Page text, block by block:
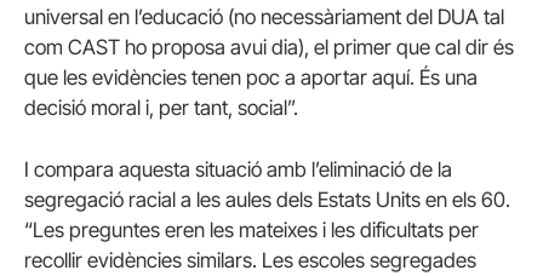
universal en l’educació (no necessàriament del DUA tal
com CAST ho proposa avui dia), el primer que cal dir és
que les evidències tenen poc a aportar aquí. És una
decisió moral i, per tant, social”.
I compara aquesta situació amb l’eliminació de la
segregació racial a les aules dels Estats Units en els 60.
“Les preguntes eren les mateixes i les dificultats per
recollir evidències similars. Les escoles segregades